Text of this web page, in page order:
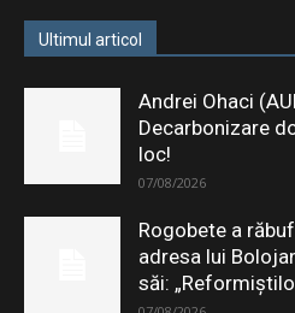
Ultimul articol
Andrei Ohaci
Decarbonizare
loc!
07/08/2026
Rogobete a
adresa lui
săi: